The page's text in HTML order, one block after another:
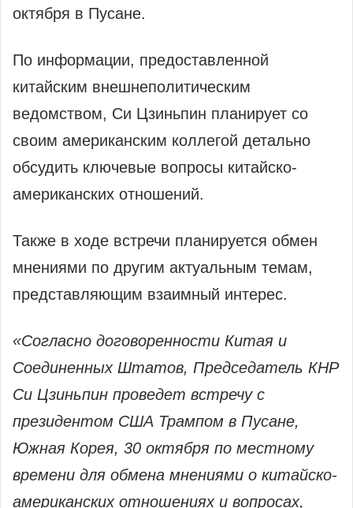
октября в Пусане.
По информации, предоставленной
китайским внешнеполитическим
ведомством, Си Цзиньпин планирует со
своим американским коллегой детально
обсудить ключевые вопросы китайско-
американских отношений.
Также в ходе встречи планируется обмен
мнениями по другим актуальным темам,
представляющим взаимный интерес.
«Согласно договоренности Китая и
Соединенных Штатов, Председатель КНР
Си Цзиньпин проведет встречу с
президентом США Трампом в Пусане,
Южная Корея, 30 октября по местному
времени для обмена мнениями о китайско-
американских отношениях и вопросах,